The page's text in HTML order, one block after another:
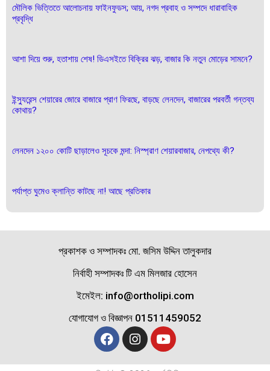
মৌলিক ভিত্তিতে আলোচনায় ফাইনফুডস; আয়, নগদ প্রবাহ ও সম্পদে ধারাবাহিক
প্রবৃদ্ধি
আশা দিয়ে শুরু, হতাশায় শেষ! ডিএসইতে বিক্রির ঝড়, বাজার কি নতুন মোড়ের সামনে?
ইন্স্যুরেন্স শেয়ারের জোরে বাজারে প্রাণ ফিরছে, বাড়ছে লেনদেন, বাজারের পরবর্তী গন্তব্য
কোথায়?
লেনদেন ১২০০ কোটি ছাড়ালেও সূচকে মন্দা: নিস্প্রাণ শেয়ারবাজার, নেপথ্যে কী?
পর্যাপ্ত ঘুমেও ক্লান্তি কাটছে না! আছে প্রতিকার
প্রকাশক ও সম্পাদকঃ মো. জসিম উদ্দিন তালুকদার
নির্বাহী সম্পাদকঃ টি এম মিলজার হোসেন
ইমেইল: info@ortholipi.com
যোগাযোগ ও বিজ্ঞাপন 01511459052